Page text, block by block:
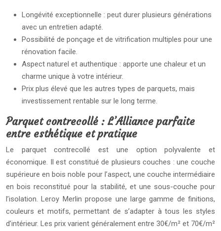
Longévité exceptionnelle : peut durer plusieurs générations
avec un entretien adapté.
Possibilité de ponçage et de vitrification multiples pour une
rénovation facile.
Aspect naturel et authentique : apporte une chaleur et un
charme unique à votre intérieur.
Prix plus élevé que les autres types de parquets, mais
investissement rentable sur le long terme.
Parquet contrecollé : L’Alliance parfaite
entre esthétique et pratique
Le parquet contrecollé est une option polyvalente et
économique. Il est constitué de plusieurs couches : une couche
supérieure en bois noble pour l’aspect, une couche intermédiaire
en bois reconstitué pour la stabilité, et une sous-couche pour
l’isolation. Leroy Merlin propose une large gamme de finitions,
couleurs et motifs, permettant de s’adapter à tous les styles
d’intérieur. Les prix varient généralement entre 30€/m² et 70€/m²